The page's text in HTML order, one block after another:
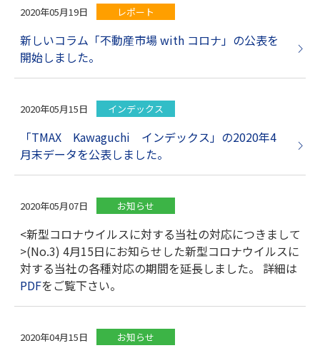
2020年05月19日 レポート
新しいコラム「不動産市場 with コロナ」の公表を
開始しました。
2020年05月15日 インデックス
「TMAX Kawaguchi インデックス」の2020年4
月末データを公表しました。
2020年05月07日 お知らせ
<新型コロナウイルスに対する当社の対応につきまして
>(No.3) 4月15日にお知らせした新型コロナウイルスに
対する当社の各種対応の期間を延長しました。 詳細は
PDFをご覧下さい。
2020年04月15日 お知らせ